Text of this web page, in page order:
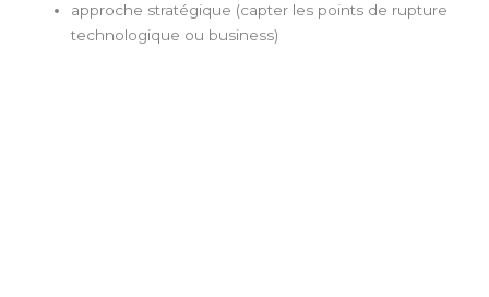
approche stratégique (capter les points de rupture
technologique ou business)